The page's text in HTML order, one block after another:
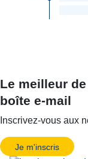
Le meilleur
boîte e-mail
Inscrivez-vous aux
Je m'inscris